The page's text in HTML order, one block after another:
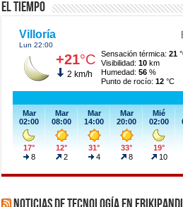
El Tiempo